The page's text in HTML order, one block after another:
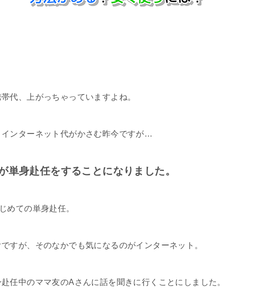
代、上がっちゃっていますよね。
ンターネット代がかさむ昨今ですが…
単身赴任をすることになりました。
めての単身赴任。
すが、そのなかでも気になるのがインターネット。
任中のママ友のAさんに話を聞きに行くことにしました。